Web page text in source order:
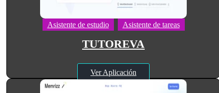
Asistente de estudio Asistente de tareas
TUTOREVA
Ver Aplicación